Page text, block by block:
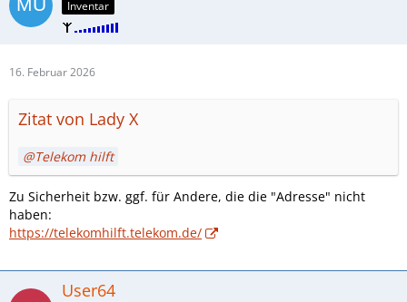
Inventar
16. Februar 2026
Zitat von Lady X
Telekom hilft
Zu Sicherheit bzw. ggf. für Andere, die die "Adresse" nicht
haben:
https://telekomhilft.telekom.de/
User64